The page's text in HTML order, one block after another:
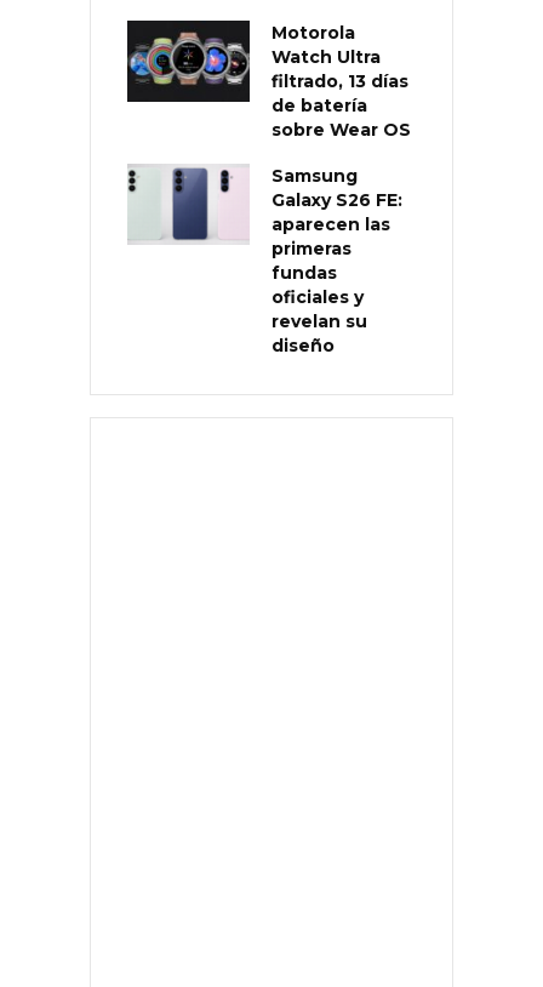
Motorola
Watch Ultra
filtrado, 13 días
de batería
sobre Wear OS
Samsung
Galaxy S26 FE:
aparecen las
primeras
fundas
oficiales y
revelan su
diseño